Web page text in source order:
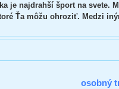
je najdrahší šport na svete.
Ťa môžu ohroziť. Medzi
osobný